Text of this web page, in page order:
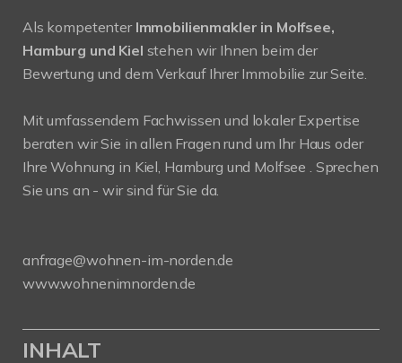
Als kompetenter Immobilienmakler in Molfsee,
Hamburg und Kiel stehen wir Ihnen beim der
Bewertung und dem Verkauf Ihrer Immobilie zur Seite.
Mit umfassendem Fachwissen und lokaler Expertise
beraten wir Sie in allen Fragen rund um Ihr Haus oder
Ihre Wohnung in Kiel, Hamburg und Molfsee . Sprechen
Sie uns an - wir sind für Sie da.
anfrage@wohnen-im-norden.de
www.wohnenimnorden.de
INHALT